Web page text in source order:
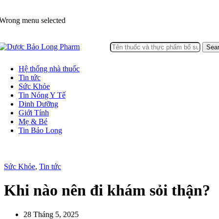
menu selected
Hệ thống nhà thuốc
Tin tức
Sức Khỏe
Tin Nóng Y Tế
Dinh Dưỡng
Giới Tính
Mẹ & Bé
Tin Bảo Long
Sức Khỏe, Tin tức
Khi nào nên đi khám sỏi thận?
28 Tháng 5, 2025